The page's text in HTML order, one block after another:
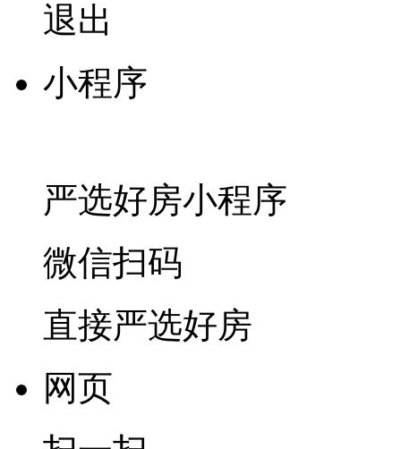
退出
小程序
严选好房小程序
微信扫码
直接严选好房
网页